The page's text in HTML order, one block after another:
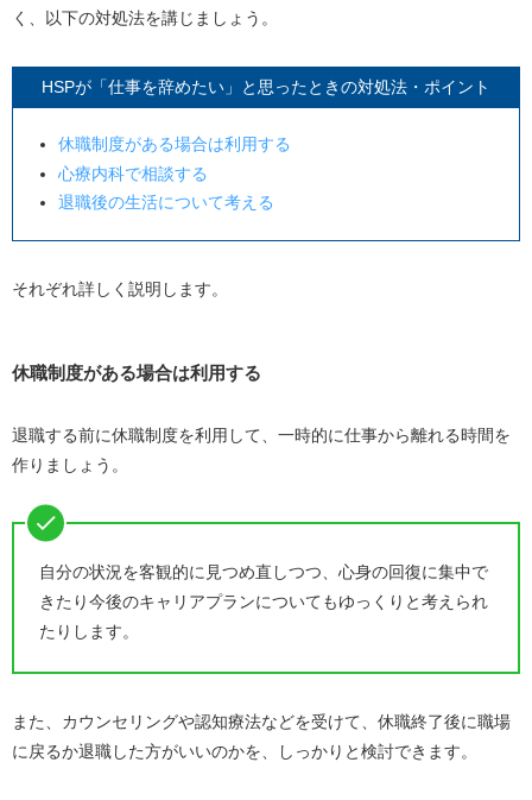
く、以下の対処法を講じましょう。
HSPが「仕事を辞めたい」と思ったときの対処法・ポイント
休職制度がある場合は利用する
心療内科で相談する
退職後の生活について考える
それぞれ詳しく説明します。
休職制度がある場合は利用する
退職する前に休職制度を利用して、一時的に仕事から離れる時間を
作りましょう。
自分の状況を客観的に見つめ直しつつ、心身の回復に集中で
きたり今後のキャリアプランについてもゆっくりと考えられ
たりします。
また、カウンセリングや認知療法などを受けて、休職終了後に職場
に戻るか退職した方がいいのかを、しっかりと検討できます。